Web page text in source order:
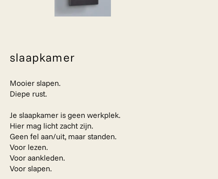
slaapkamer
Mooier slapen.
Diepe rust.
Je slaapkamer is geen werkplek.
Hier mag licht zacht zijn.
Geen fel aan/uit, maar standen.
Voor lezen.
Voor aankleden.
Voor slapen.